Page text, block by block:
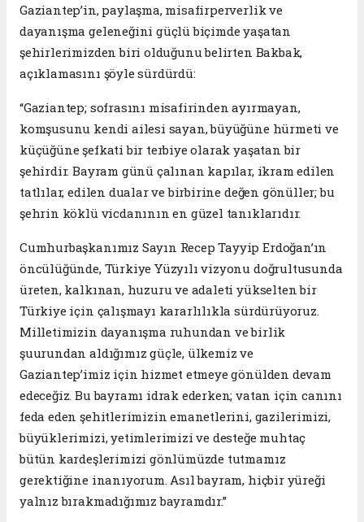
Gaziantep’in, paylaşma, misafirperverlik ve
dayanışma geleneğini güçlü biçimde yaşatan
şehirlerimizden biri olduğunu belirten Bakbak,
açıklamasını şöyle sürdürdü:
“Gaziantep; sofrasını misafirinden ayırmayan,
komşusunu kendi ailesi sayan, büyüğüne hürmeti ve
küçüğüne şefkati bir terbiye olarak yaşatan bir
şehirdir. Bayram günü çalınan kapılar, ikram edilen
tatlılar, edilen dualar ve birbirine değen gönüller; bu
şehrin köklü vicdanının en güzel tanıklarıdır.
Cumhurbaşkanımız Sayın Recep Tayyip Erdoğan’ın
öncülüğünde, Türkiye Yüzyılı vizyonu doğrultusunda
üreten, kalkınan, huzuru ve adaleti yükselten bir
Türkiye için çalışmayı kararlılıkla sürdürüyoruz.
Milletimizin dayanışma ruhundan ve birlik
şuurundan aldığımız güçle, ülkemiz ve
Gaziantep’imiz için hizmet etmeye gönülden devam
edeceğiz. Bu bayramı idrak ederken; vatan için canını
feda eden şehitlerimizin emanetlerini, gazilerimizi,
büyüklerimizi, yetimlerimizi ve desteğe muhtaç
bütün kardeşlerimizi gönlümüzde tutmamız
gerektiğine inanıyorum. Asıl bayram, hiçbir yüreği
yalnız bırakmadığımız bayramdır.”